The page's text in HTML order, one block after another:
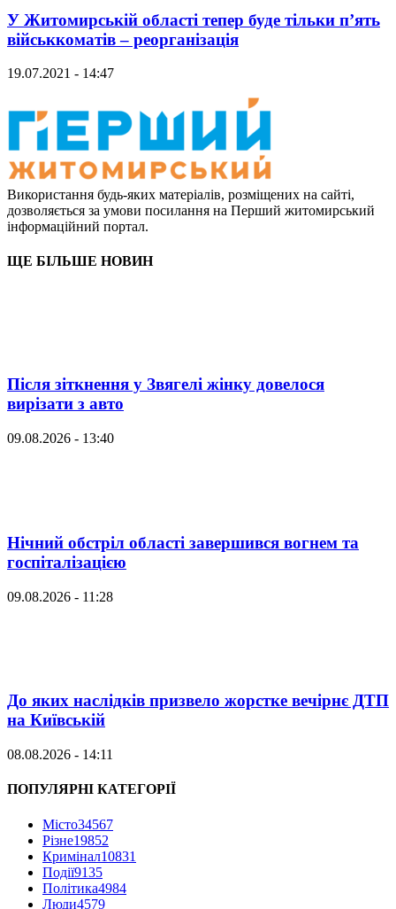
У Житомирській області тепер буде тільки п’ять
військкоматів – реорганізація
19.07.2021 - 14:47
Використання будь-яких матеріалів, розміщених на сайті,
дозволяється за умови посилання на Перший житомирський
інформаційний портал.
ЩЕ БІЛЬШЕ НОВИН
Після зіткнення у Звягелі жінку довелося
вирізати з авто
09.08.2026 - 13:40
Нічний обстріл області завершився вогнем та
госпіталізацією
09.08.2026 - 11:28
До яких наслідків призвело жорстке вечірнє ДТП
на Київській
08.08.2026 - 14:11
ПОПУЛЯРНІ КАТЕГОРІЇ
Місто34567
Різне19852
Кримінал10831
Події9135
Політика4984
Люди4579